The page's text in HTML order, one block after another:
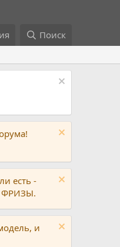
Поиск
есть -
ФРИЗЫ.
и